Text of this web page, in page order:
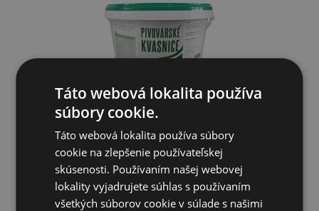
Pivovarské kvasnice G, 5kg
17,70€
SKLADOM
Táto webová lokalita používa
súbory cookie.
Táto webová lokalita používa súbory
cookie na zlepšenie používateľskej
skúsenosti. Používaním našej webovej
lokality vyjadrujete súhlas s používaním
všetkých súborov cookie v súlade s našimi